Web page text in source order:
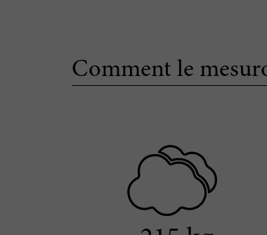
Comment le